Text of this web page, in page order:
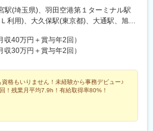
港第１・第２ターミナル駅(京急)、新大久
通駅、宇都宮駅東口駅、金沢駅、市役所
媛県)、片原町駅(香川県)、熊本城・市役
要町駅、京王八王子駅、立川南駅、平沼
西桐生駅、函館駅前駅、仙台駅(地下鉄)、
、大須観音駅、新豊橋駅、豊川稲荷駅、
、西松本駅、新魚津駅、あすなろう四日
田駅(阪神線)、大阪梅田駅(阪急線)、小路
県)、三宮駅(神戸新交通)、西宮駅、山陽
す！生活スタイルが変わって、勤務エリ
も可能です！■北海道・東北：北海道・青
埼玉・千葉■中部：岐阜・愛知・静岡・石
福井・三重■近畿：滋賀・大阪・兵庫・奈
長崎・大分・熊本・宮崎・鹿児島・沖縄
駅(埼玉県)、羽田空港第１ターミナル駅
利用)、大久保駅(東京都)、大通駅、旭川
駅、新静岡駅、三島広小路駅、北鉄金沢
駅、福井駅、北新地駅、姫路駅、なんば
イ山麓駅、浦添前田駅、通町筋駅、宮崎
宿三丁目駅、池袋駅、吉祥寺駅、町田
新横浜駅、川崎駅、座間駅、相模原駅、
)、浦和駅、さいたま新都心駅、川口駅、
、春日部駅、千葉中央駅、千葉みなと
40万円＋賞与年2回）
30万円＋賞与年2回）
資格もいりません！未経験から事務デビュー♪
！残業月平均7.9h！有給取得率80%！